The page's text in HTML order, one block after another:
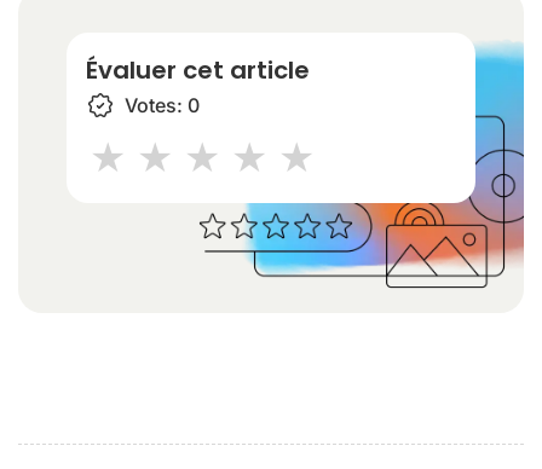
Évaluer cet article
Votes: 0
2 stars
3 stars
4 stars
5 stars